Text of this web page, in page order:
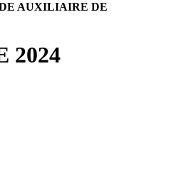
AUXILIAIRE DE
2024